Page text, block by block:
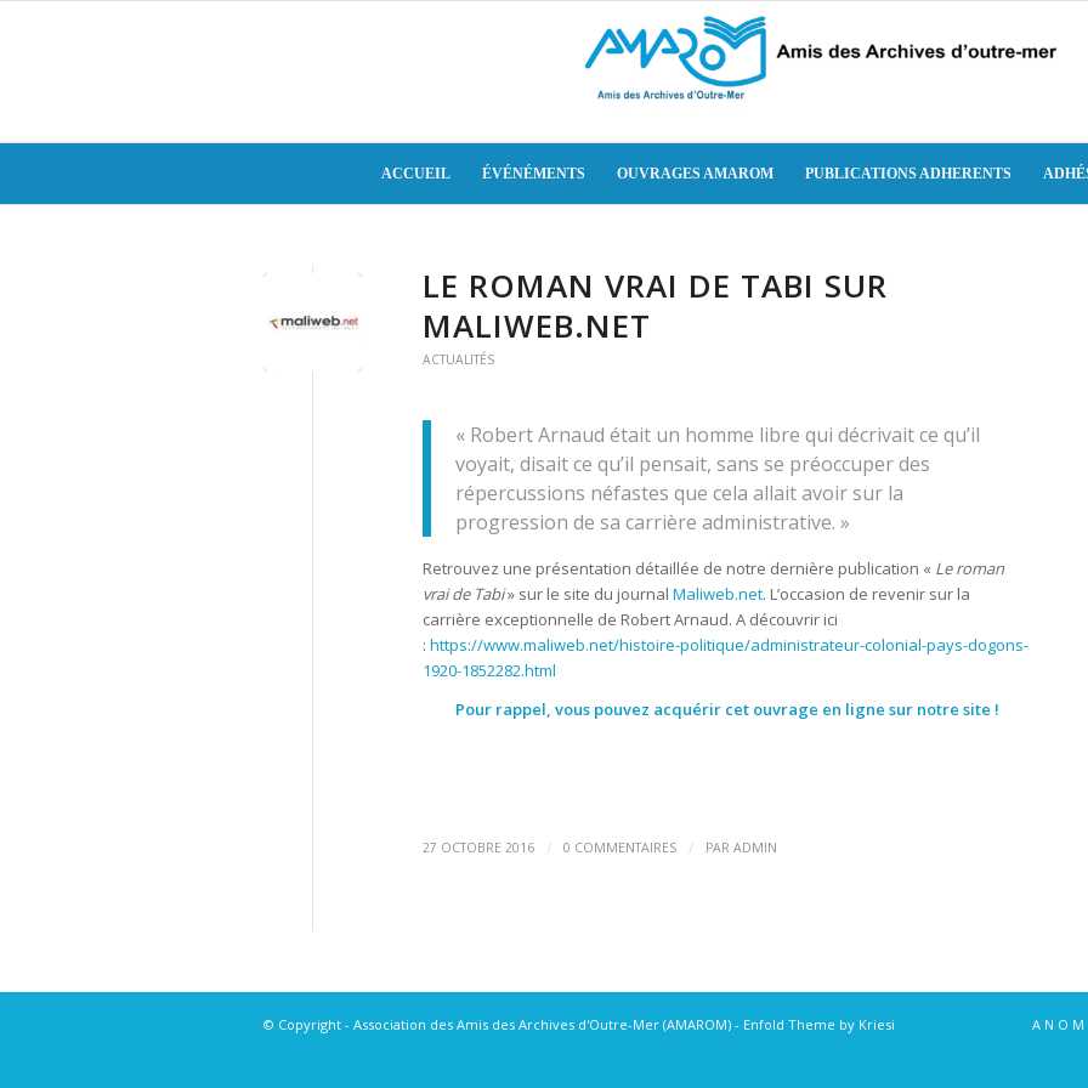
ACCUEIL ÉVÉNÉMENTS OUVRAGES AMAROM PUBLICATIONS ADHERENTS
LE ROMAN VRAI DE TABI SUR
MALIWEB.NET
ACTUALITÉS
« Robert Arnaud était un homme libre qui décrivait ce qu’il
voyait, disait ce qu’il pensait, sans se préoccuper des
répercussions néfastes que cela allait avoir sur la
progression de sa carrière administrative. »
Retrouvez une présentation détaillée de notre dernière publication « Le roman
vrai de Tabi» sur le site du journal Maliweb.net. L’occasion de revenir sur la
carrière exceptionnelle de Robert Arnaud. A découvrir ici
: https://www.maliweb.net/histoire-politique/administrateur-colonial-pays-dogons-
1920-1852282.html
Pour rappel, vous pouvez acquérir cet ouvrage en ligne sur notre site !
27 OCTOBRE 2016 / 0 COMMENTAIRES / PAR ADMIN
© Copyright - Association des Amis des Archives d'Outre-Mer (AMAROM) - Enfold Theme by Kriesi A N O M